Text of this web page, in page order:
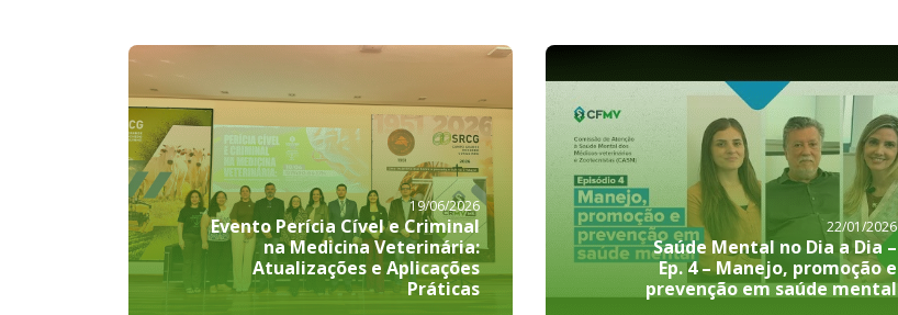
19/06/2026
Evento Perícia Cível e Criminal
na Medicina Veterinária:
Atualizações e Aplicações
Práticas
22/01/2026
Saúde Mental no Dia a Dia –
Ep. 4 – Manejo, promoção e
prevenção em saúde mental